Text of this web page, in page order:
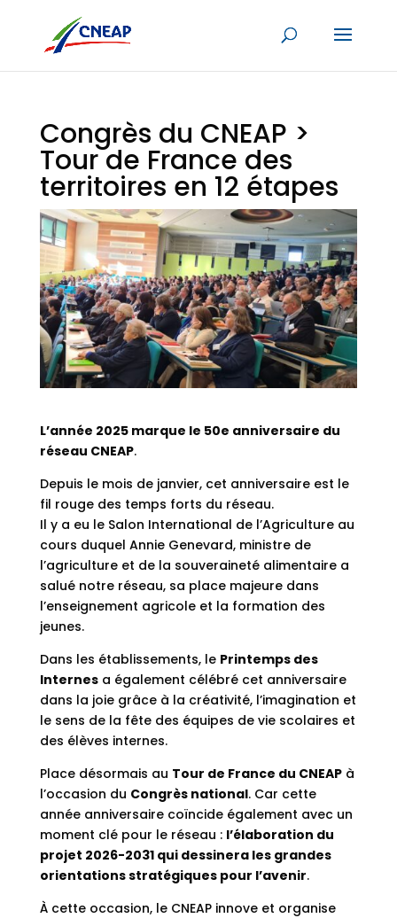
Congrès du CNEAP >
Tour de France des
territoires en 12 étapes
L’année 2025 marque le 50e anniversaire du
réseau CNEAP.
Depuis le mois de janvier, cet anniversaire est le
fil rouge des temps forts du réseau.
Il y a eu le Salon International de l’Agriculture au
cours duquel Annie Genevard, ministre de
l’agriculture et de la souveraineté alimentaire a
salué notre réseau, sa place majeure dans
l’enseignement agricole et la formation des
jeunes.
Dans les établissements, le Printemps des
Internesa également célébré cet anniversaire
dans la joie grâce à la créativité, l’imagination et
le sens de la fête des équipes de vie scolaires et
des élèves internes.
Place désormais au Tour de France du CNEAPà
l’occasion du Congrès national. Car cette
année anniversaire coïncide également avec un
moment clé pour le réseau : l’élaboration du
projet 2026-2031 qui dessinera les grandes
orientations stratégiques pour l’avenir.
À cette occasion, le CNEAP innove et organise